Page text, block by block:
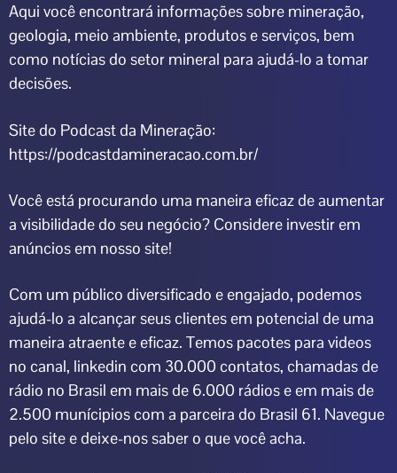
Aqui você encontrará informações sobre mineração,
geologia, meio ambiente, produtos e serviços, bem
como notícias do setor mineral para ajudá-lo a tomar
decisões.
Site do Podcast da Mineração:
https://podcastdamineracao.com.br/
Você está procurando uma maneira eficaz de aumentar
a visibilidade do seu negócio? Considere investir em
anúncios em nosso site!
Com um público diversificado e engajado, podemos
ajudá-lo a alcançar seus clientes em potencial de uma
maneira atraente e eficaz. Temos pacotes para videos
no canal, linkedin com 30.000 contatos, chamadas de
rádio no Brasil em mais de 6.000 rádios e em mais de
2.500 munícipios com a parceira do Brasil 61. Navegue
pelo site e deixe-nos saber o que você acha.